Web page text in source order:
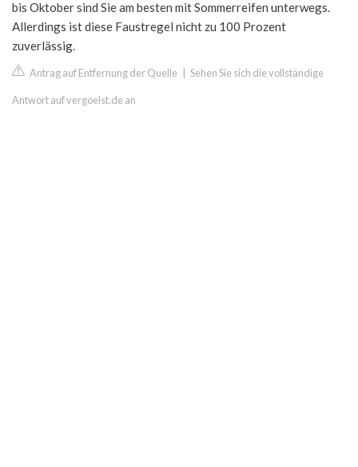
bis Oktober sind Sie am besten mit Sommerreifen unterwegs.
Allerdings ist diese Faustregel nicht zu 100 Prozent
zuverlässig.
Antrag auf Entfernung der Quelle Sehen Sie sich die vollständige
Antwort auf vergoelst.de an